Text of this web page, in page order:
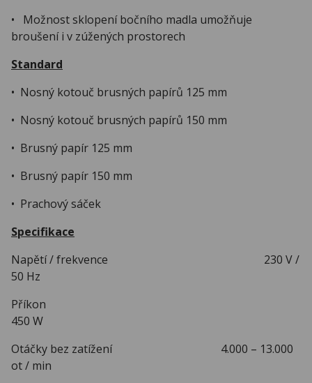
• Možnost sklopení bočního madla umožňuje
broušení i v zúžených prostorech
Standard
• Nosný kotouč brusných papírů 125 mm
• Nosný kotouč brusných papírů 150 mm
• Brusný papír 125 mm
• Brusný papír 150 mm
• Prachový sáček
Specifikace
Napětí / frekvence 230 V /
50 Hz
Příkon
450 W
Otáčky bez zatížení 4.000 – 13.000
ot / min